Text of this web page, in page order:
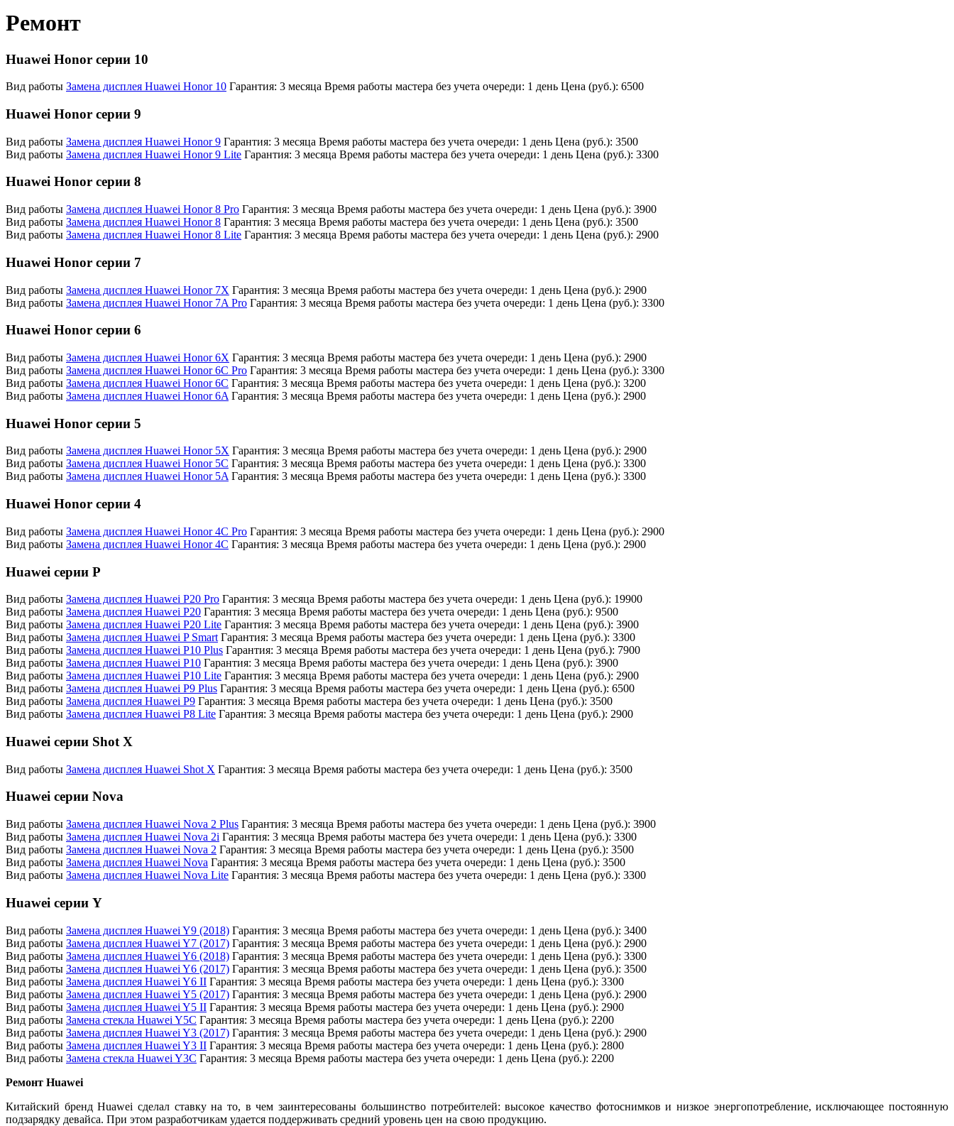
Ремонт
Huawei Honor серии 10
Вид работы Замена дисплея Huawei Honor 10 Гарантия: 3 месяца Время работы мастера без учета очереди: 1 день Цена (руб.): 6500
Huawei Honor серии 9
Вид работы Замена дисплея Huawei Honor 9 Гарантия: 3 месяца Время работы мастера без учета очереди: 1 день Цена (руб.): 3500
Вид работы Замена дисплея Huawei Honor 9 Lite Гарантия: 3 месяца Время работы мастера без учета очереди: 1 день Цена (руб.): 3300
Huawei Honor серии 8
Вид работы Замена дисплея Huawei Honor 8 Pro Гарантия: 3 месяца Время работы мастера без учета очереди: 1 день Цена (руб.): 3900
Вид работы Замена дисплея Huawei Honor 8 Гарантия: 3 месяца Время работы мастера без учета очереди: 1 день Цена (руб.): 3500
Вид работы Замена дисплея Huawei Honor 8 Lite Гарантия: 3 месяца Время работы мастера без учета очереди: 1 день Цена (руб.): 2900
Huawei Honor серии 7
Вид работы Замена дисплея Huawei Honor 7X Гарантия: 3 месяца Время работы мастера без учета очереди: 1 день Цена (руб.): 2900
Вид работы Замена дисплея Huawei Honor 7A Pro Гарантия: 3 месяца Время работы мастера без учета очереди: 1 день Цена (руб.): 3300
Huawei Honor серии 6
Вид работы Замена дисплея Huawei Honor 6X Гарантия: 3 месяца Время работы мастера без учета очереди: 1 день Цена (руб.): 2900
Вид работы Замена дисплея Huawei Honor 6C Pro Гарантия: 3 месяца Время работы мастера без учета очереди: 1 день Цена (руб.): 3300
Вид работы Замена дисплея Huawei Honor 6C Гарантия: 3 месяца Время работы мастера без учета очереди: 1 день Цена (руб.): 3200
Вид работы Замена дисплея Huawei Honor 6A Гарантия: 3 месяца Время работы мастера без учета очереди: 1 день Цена (руб.): 2900
Huawei Honor серии 5
Вид работы Замена дисплея Huawei Honor 5X Гарантия: 3 месяца Время работы мастера без учета очереди: 1 день Цена (руб.): 2900
Вид работы Замена дисплея Huawei Honor 5C Гарантия: 3 месяца Время работы мастера без учета очереди: 1 день Цена (руб.): 3300
Вид работы Замена дисплея Huawei Honor 5A Гарантия: 3 месяца Время работы мастера без учета очереди: 1 день Цена (руб.): 3300
Huawei Honor серии 4
Вид работы Замена дисплея Huawei Honor 4C Pro Гарантия: 3 месяца Время работы мастера без учета очереди: 1 день Цена (руб.): 2900
Вид работы Замена дисплея Huawei Honor 4C Гарантия: 3 месяца Время работы мастера без учета очереди: 1 день Цена (руб.): 2900
Huawei серии P
Вид работы Замена дисплея Huawei P20 Pro Гарантия: 3 месяца Время работы мастера без учета очереди: 1 день Цена (руб.): 19900
Вид работы Замена дисплея Huawei P20 Гарантия: 3 месяца Время работы мастера без учета очереди: 1 день Цена (руб.): 9500
Вид работы Замена дисплея Huawei P20 Lite Гарантия: 3 месяца Время работы мастера без учета очереди: 1 день Цена (руб.): 3900
Вид работы Замена дисплея Huawei P Smart Гарантия: 3 месяца Время работы мастера без учета очереди: 1 день Цена (руб.): 3300
Вид работы Замена дисплея Huawei P10 Plus Гарантия: 3 месяца Время работы мастера без учета очереди: 1 день Цена (руб.): 7900
Вид работы Замена дисплея Huawei P10 Гарантия: 3 месяца Время работы мастера без учета очереди: 1 день Цена (руб.): 3900
Вид работы Замена дисплея Huawei P10 Lite Гарантия: 3 месяца Время работы мастера без учета очереди: 1 день Цена (руб.): 2900
Вид работы Замена дисплея Huawei P9 Plus Гарантия: 3 месяца Время работы мастера без учета очереди: 1 день Цена (руб.): 6500
Вид работы Замена дисплея Huawei P9 Гарантия: 3 месяца Время работы мастера без учета очереди: 1 день Цена (руб.): 3500
Вид работы Замена дисплея Huawei P8 Lite Гарантия: 3 месяца Время работы мастера без учета очереди: 1 день Цена (руб.): 2900
Huawei серии Shot X
Вид работы Замена дисплея Huawei Shot X Гарантия: 3 месяца Время работы мастера без учета очереди: 1 день Цена (руб.): 3500
Huawei серии Nova
Вид работы Замена дисплея Huawei Nova 2 Plus Гарантия: 3 месяца Время работы мастера без учета очереди: 1 день Цена (руб.): 3900
Вид работы Замена дисплея Huawei Nova 2i Гарантия: 3 месяца Время работы мастера без учета очереди: 1 день Цена (руб.): 3300
Вид работы Замена дисплея Huawei Nova 2 Гарантия: 3 месяца Время работы мастера без учета очереди: 1 день Цена (руб.): 3500
Вид работы Замена дисплея Huawei Nova Гарантия: 3 месяца Время работы мастера без учета очереди: 1 день Цена (руб.): 3500
Вид работы Замена дисплея Huawei Nova Lite Гарантия: 3 месяца Время работы мастера без учета очереди: 1 день Цена (руб.): 3300
Huawei серии Y
Вид работы Замена дисплея Huawei Y9 (2018) Гарантия: 3 месяца Время работы мастера без учета очереди: 1 день Цена (руб.): 3400
Вид работы Замена дисплея Huawei Y7 (2017) Гарантия: 3 месяца Время работы мастера без учета очереди: 1 день Цена (руб.): 2900
Вид работы Замена дисплея Huawei Y6 (2018) Гарантия: 3 месяца Время работы мастера без учета очереди: 1 день Цена (руб.): 3300
Вид работы Замена дисплея Huawei Y6 (2017) Гарантия: 3 месяца Время работы мастера без учета очереди: 1 день Цена (руб.): 3500
Вид работы Замена дисплея Huawei Y6 II Гарантия: 3 месяца Время работы мастера без учета очереди: 1 день Цена (руб.): 3300
Вид работы Замена дисплея Huawei Y5 (2017) Гарантия: 3 месяца Время работы мастера без учета очереди: 1 день Цена (руб.): 2900
Вид работы Замена дисплея Huawei Y5 II Гарантия: 3 месяца Время работы мастера без учета очереди: 1 день Цена (руб.): 2900
Вид работы Замена стекла Huawei Y5C Гарантия: 3 месяца Время работы мастера без учета очереди: 1 день Цена (руб.): 2200
Вид работы Замена дисплея Huawei Y3 (2017) Гарантия: 3 месяца Время работы мастера без учета очереди: 1 день Цена (руб.): 2900
Вид работы Замена дисплея Huawei Y3 II Гарантия: 3 месяца Время работы мастера без учета очереди: 1 день Цена (руб.): 2800
Вид работы Замена стекла Huawei Y3C Гарантия: 3 месяца Время работы мастера без учета очереди: 1 день Цена (руб.): 2200
Ремонт Huawei
Китайский бренд Huawei сделал ставку на то, в чем заинтересованы большинство потребителей: высокое качество фотоснимков и низкое энергопотребление, исключающее постоянную
подзарядку девайса. При этом разработчикам удается поддерживать средний уровень цен на свою продукцию.